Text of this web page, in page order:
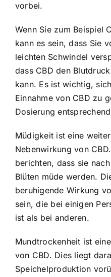
vorbei.
Wenn Sie zum Beispiel
kann es sein, dass Sie
leichten Schwindel
dass CBD den
kann. Es ist wichtig,
Einnahme von CBD zu
Dosierung
Müdigkeit ist eine
Nebenwirkung von
berichten, dass sie
Blüten müde werden.
beruhigende Wirkung
sein, die bei einigen
ist als bei anderen.
Mundtrockenheit ist
von CBD. Dies liegt
Speichelproduktion